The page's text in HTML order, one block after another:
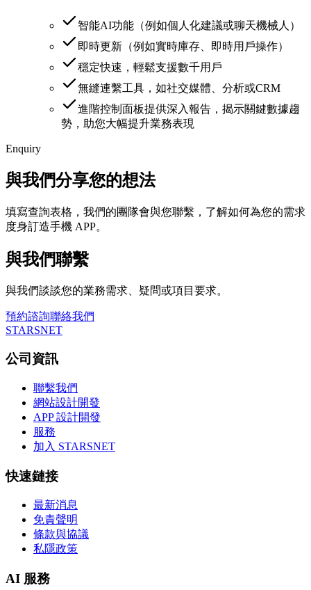
智能AI功能（例如個人化建議或聊天機械人）
即時更新（例如實時庫存、即時用戶操作）
穩定快速，輕鬆支援數千用戶
無縫連繫工具，如社交媒體、分析或CRM
進階控制面板提供深入報告，揭示關鍵數據趨
勢，助您大幅提升業務表現
Enquiry
與我們分享您的想法
填寫查詢表格，我們的團隊會與您聯繫，了解如何為您的需求
度身訂造手機 APP。
與我們聯繫
與我們談談您的業務需求、疑問或項目要求。
預約諮詢聯絡我們
STARSNET
公司資訊
聯繫我們
網站設計開發
APP 設計開發
服務
加入 STARSNET
快速鏈接
最新消息
免責聲明
條款與協議
私隱政策
AI 服務